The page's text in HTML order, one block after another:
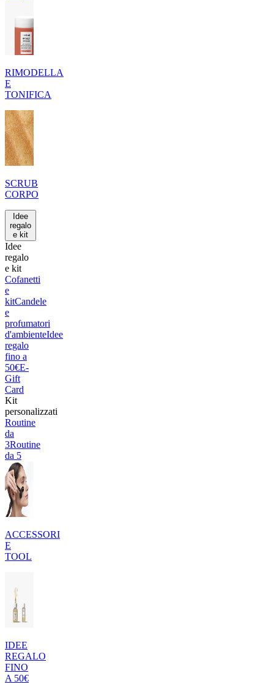
RIMODELLA
E
TONIFICA
SCRUB
CORPO
Idee
regalo
e kit
Idee
regalo
e kit
Cofanetti
e
kitCandele
e
profumatori
d'ambienteIdee
regalo
fino a
50€E-
Gift
Card
Kit
personalizzati
Routine
da
3Routine
da 5
ACCESSORI
E
TOOL
IDEE
REGALO
FINO
A 50€